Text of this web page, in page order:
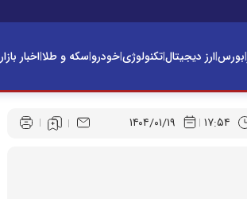
|بورس|ارز دیجیتال|تکنولوژی|خودرو|سکه و طلا|اخبار بازار
۱۴۰۴/۰۱/۱۹ ۱۷:۵۴